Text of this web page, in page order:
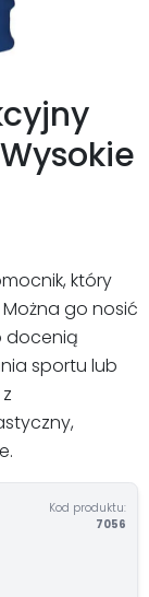
który
Można go nosić
docenią
sportu lub
Kod produktu:
7056